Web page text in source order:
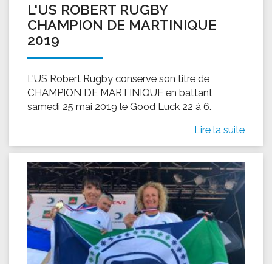
L'US ROBERT RUGBY
CHAMPION DE MARTINIQUE
2019
L'US Robert Rugby conserve son titre de
CHAMPION DE MARTINIQUE en battant
samedi 25 mai 2019 le Good Luck 22 à 6.
Lire la suite